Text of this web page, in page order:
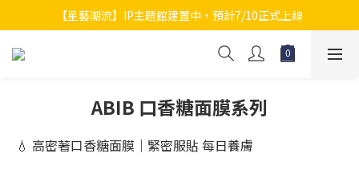
【星藝潮流】IP主題館建置中，預計7/10正式上線
ABIB 口香糖面膜系列
💧 高密著口香糖面膜｜緊密服貼 每日養膚